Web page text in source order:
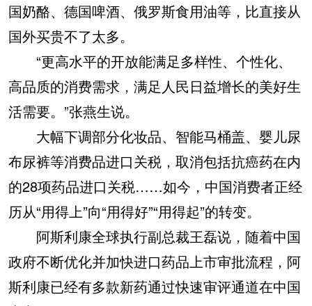
国奶酪、德国啤酒、俄罗斯食用油等，比直接从
国外买贵不了太多。
“更高水平的开放能满足多样性、个性化、
高品质的消费需求，满足人民日益增长的美好生
活需要。”张燕生说。
大幅下调部分化妆品、智能马桶盖、婴儿尿
布尿裤等消费品进口关税，取消包括抗癌药在内
的28项药品进口关税……如今，中国消费者正经
历从“用得上”向“用得好”“用得起”的转变。
阿斯利康全球执行副总裁王磊说，随着中国
政府不断优化并加快进口药品上市审批流程，阿
斯利康已经有多款新药通过快速审评通道在中国